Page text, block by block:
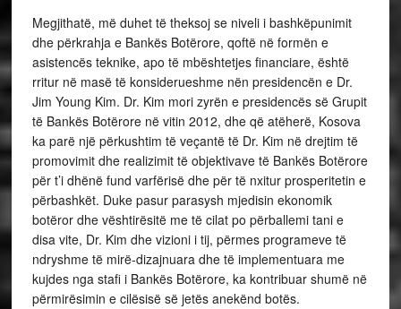
Megjithatë, më duhet të theksoj se niveli i bashkëpunimit
dhe përkrahja e Bankës Botërore, qoftë në formën e
asistencës teknike, apo të mbështetjes financiare, është
rritur në masë të konsiderueshme nën presidencën e Dr.
Jim Young Kim. Dr. Kim mori zyrën e presidencës së Grupit
të Bankës Botërore në vitin 2012, dhe që atëherë, Kosova
ka parë një përkushtim të veçantë të Dr. Kim në drejtim të
promovimit dhe realizimit të objektivave të Bankës Botërore
për t’i dhënë fund varfërisë dhe për të nxitur prosperitetin e
përbashkët. Duke pasur parasysh mjedisin ekonomik
botëror dhe vështirësitë me të cilat po përballemi tani e
disa vite, Dr. Kim dhe vizioni i tij, përmes programeve të
ndryshme të mirë-dizajnuara dhe të implementuara me
kujdes nga stafi i Bankës Botërore, ka kontribuar shumë në
përmirësimin e cilësisë së jetës anekënd botës.